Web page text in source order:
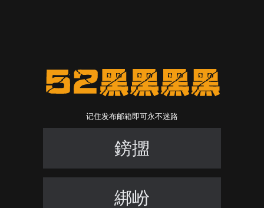
记住发布邮箱即可永不迷路
鎊擝
綁岎